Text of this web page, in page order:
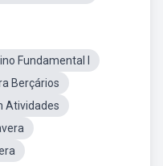
Fundamental I
Berçários
Atividades